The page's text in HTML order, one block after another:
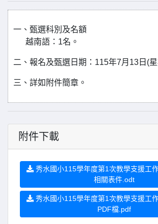
一、甄選科別及名額
越南語：1名。
二、報名及甄選日期：115年7月13日(
三、詳如附件簡章。
附件下載
秀水國小115學年度第1次教學支援工
相關表件.odt
秀水國小115學年度第1次教學支援工
PDF檔.pdf